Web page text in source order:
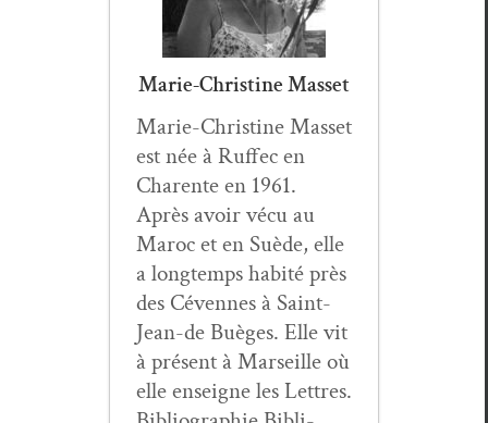
Marie-Christine Masset
Marie-Chris­tine Mas­set
est née à Ruf­fec en
Char­ente en 1961.
Après avoir vécu au
Maroc et en Suède, elle
a longtemps habité près
des Cévennes à Saint-
Jean-de Buèges. Elle vit
à présent à Mar­seille où
elle enseigne les Let­tres.